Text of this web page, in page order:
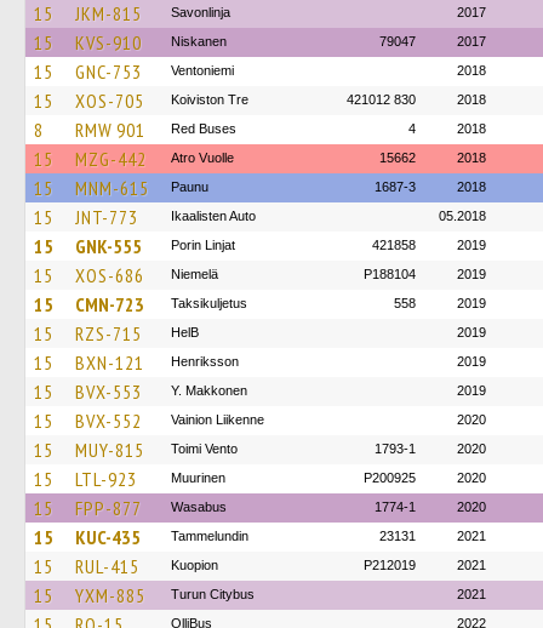
15 JKM-815 Savonlinja 2017
15 KVS-910 Niskanen 79047 2017
15 GNC-753 Ventoniemi 2018
15 XOS-705 Koiviston Tre 421012 830 2018
8 RMW 901 Red Buses 4 2018
15 MZG-442 Atro Vuolle 15662 2018
15 MNM-615 Paunu 1687-3 2018
15 JNT-773 Ikaalisten Auto 05.2018
15 GNK-555 Porin Linjat 421858 2019
15 XOS-686 Niemelä P188104 2019
15 CMN-723 Taksikuljetus 558 2019
15 RZS-715 HelB 2019
15 BXN-121 Henriksson 2019
15 BVX-553 Y. Makkonen 2019
15 BVX-552 Vainion Liikenne 2020
15 MUY-815 Toimi Vento 1793-1 2020
15 LTL-923 Muurinen P200925 2020
15 FPP-877 Wasabus 1774-1 2020
15 KUC-435 Tammelundin 23131 2021
15 RUL-415 Kuopion P212019 2021
15 YXM-885 Turun Citybus 2021
OlliBus 2022